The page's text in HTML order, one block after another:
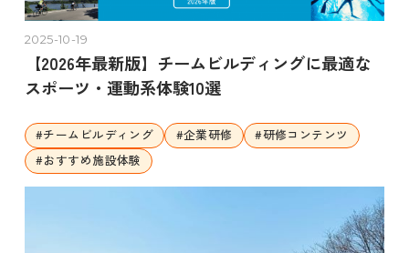
2025-10-19
【2026年最新版】チームビルディングに最適な
スポーツ・運動系体験10選
#チームビルディング #企業研修 #研修コンテンツ
#おすすめ施設体験